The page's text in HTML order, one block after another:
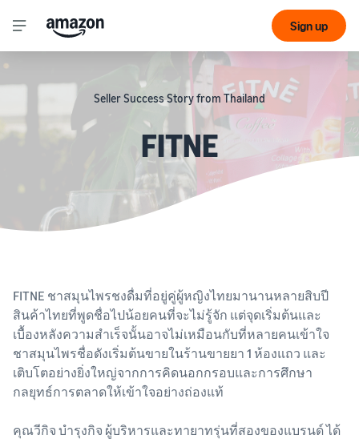
Sign up
Seller Success Story from Thailand
FITNE
FITNE ชาสมุนไพรชงดื่มที่อยู่คู่ผู้หญิงไทยมานานหลายสิบปี
สินค้าไทยที่พูดชื่อไปน้อยคนที่จะไม่รู้จัก แต่จุดเริ่มต้นและ
เบื้องหลังความสำเร็จนั้นอาจไม่เหมือนกับที่หลายคนเข้าใจ
ชาสมุนไพรชื่อดังเริ่มต้นขายในร้านขายยา 1 ห้องแถว และ
เติบโตอย่างยิ่งใหญ่จากการคิดนอกกรอบและการศึกษา
กลยุทธ์การตลาดให้เข้าใจอย่างถ่องแท้
คุณวีกิจ บำรุงกิจ ผู้บริหารและทายาทรุ่นที่สองของแบรนด์ ได้